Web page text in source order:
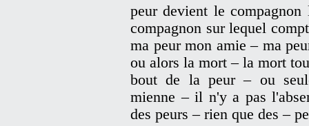
peur devient le
compagnon sur lequel
ma peur mon amie – ma
ou alors la mort – la mort
bout de la peur – ou
mienne – il n'y a pas
des peurs – rien que des –